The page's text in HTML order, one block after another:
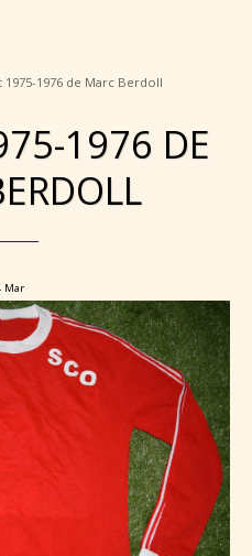
1975-1976 de Marc Berdoll
1976 DE
Mar